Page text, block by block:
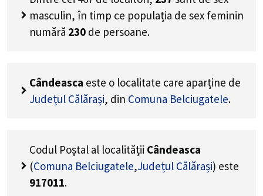
masculin, în timp ce populația de sex feminin
numără 230 de persoane.
Cândeasca este o localitate care aparține de
Județul Călărași, din Comuna Belciugatele.
Codul Poștal al localității Cândeasca
(Comuna Belciugatele,Județul Călărași) este
917011.